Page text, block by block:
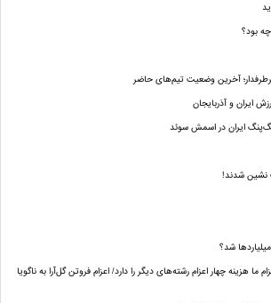
بود؟
آخرین وضعیت تیم‌های حاضر
ایران و آذربایجان
ایران در اسمش سوئد
نشین شدند!
شد؟
هزینه چهار اعزام رشته‌های دیگر را دارد/ اعزام فروتن گل‌آرا به ناگویا